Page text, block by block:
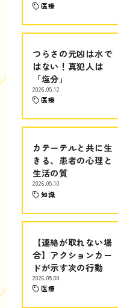
医療
つらさの元凶は水で
はない！真犯人は
「塩分」
2026.05.12
医療
カテーテルと共に生
きる、患者の心理と
生活の質
2026.05.10
知識
【連絡が取れない場
合】アクションカー
ドが示す次の行動
2026.05.08
医療